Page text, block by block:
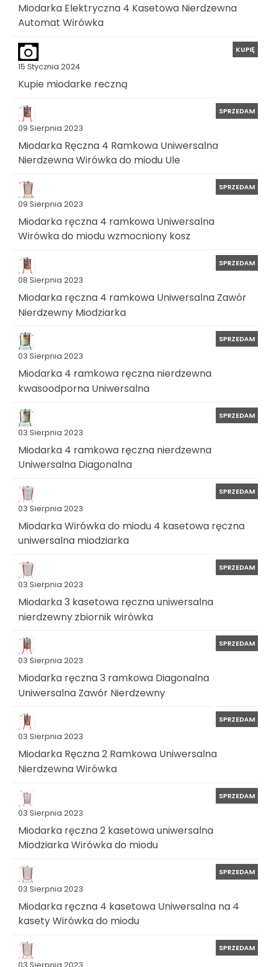
Miodarka Elektryczna 4 Kasetowa Nierdzewna
Automat Wirówka
15 Stycznia 2024
KUPIĘ
Kupie miodarke reczną
09 Sierpnia 2023
SPRZEDAM
Miodarka Ręczna 4 Ramkowa Uniwersalna
Nierdzewna Wirówka do miodu Ule
09 Sierpnia 2023
SPRZEDAM
Miodarka ręczna 4 ramkowa Uniwersalna
Wirówka do miodu wzmocniony kosz
08 Sierpnia 2023
SPRZEDAM
Miodarka ręczna 4 ramkowa Uniwersalna Zawór
Nierdzewny Miodziarka
03 Sierpnia 2023
SPRZEDAM
Miodarka 4 ramkowa ręczna nierdzewna
kwasoodporna Uniwersalna
03 Sierpnia 2023
SPRZEDAM
Miodarka 4 ramkowa ręczna nierdzewna
Uniwersalna Diagonalna
03 Sierpnia 2023
SPRZEDAM
Miodarka Wirówka do miodu 4 kasetowa ręczna
uniwersalna miodziarka
03 Sierpnia 2023
SPRZEDAM
Miodarka 3 kasetowa ręczna uniwersalna
nierdzewny zbiornik wirówka
03 Sierpnia 2023
SPRZEDAM
Miodarka ręczna 3 ramkowa Diagonalna
Uniwersalna Zawór Nierdzewny
03 Sierpnia 2023
SPRZEDAM
Miodarka Ręczna 2 Ramkowa Uniwersalna
Nierdzewna Wirówka
03 Sierpnia 2023
SPRZEDAM
Miodarka ręczna 2 kasetowa uniwersalna
Miodziarka Wirówka do miodu
03 Sierpnia 2023
SPRZEDAM
Miodarka ręczna 4 kasetowa Uniwersalna na 4
kasety Wirówka do miodu
03 Sierpnia 2023
SPRZEDAM